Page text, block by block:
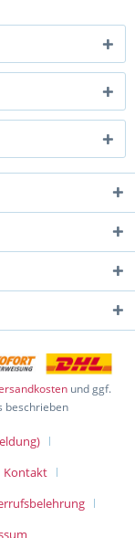
und ggf.
beschrieben
Kontakt